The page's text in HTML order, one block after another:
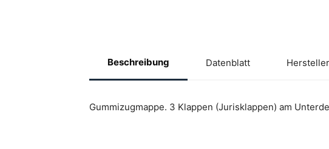
Beschreibung Datenblatt
Gummizugmappe. 3 Klappen (Jurisklappen) am